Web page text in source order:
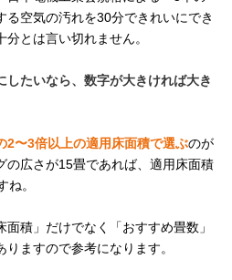
る空気の汚れを30分できれいにでき
とは言い切れません。
したいなら、数字が大きければ大き
2〜3倍以上の適用床面積で選ぶのが
の広さが15畳であれば、適用床面積
ね。
積」だけでなく「おすすめ畳数」
ますので参考になります。